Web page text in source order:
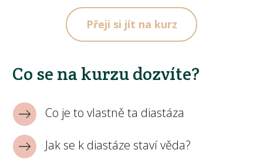
Přeji si jít na kurz
Co se na kurzu dozvíte?
Co je to vlastně ta diastáza
Jak se k diastáze staví věda?